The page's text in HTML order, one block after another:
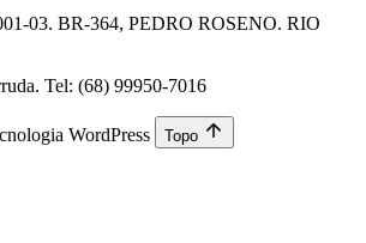
03. BR-364, PEDRO ROSENO. RIO
Tel: (68) 99950-7016
WordPress Topo